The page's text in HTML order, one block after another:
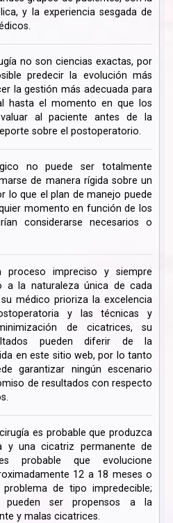
y la experiencia sesgada de
no son ciencias exactas, por
predecir la evolución más
la gestión más adecuada para
hasta el momento en que los
al paciente antes de la
sobre el postoperatorio.
no puede ser totalmente
de manera rígida sobre un
lo que el plan de manejo puede
momento en función de los
considerarse necesarios o
proceso impreciso y siempre
a la naturaleza única de cada
médico prioriza la excelencia
y las técnicas y
de cicatrices, su
pueden diferir de la
en este sitio web, por lo tanto
garantizar ningún escenario
de resultados con respecto
es probable que produzca
y una cicatriz permanente de
probable que evolucione
12 a 18 meses o
de tipo impredecible;
pueden ser propensos a la
y malas cicatrices.